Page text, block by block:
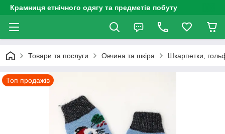
Крамниця етнічного одягу та предметів побуту
Товари та послуги Овчина та шкіра Шкарпетки,
Топ продажів